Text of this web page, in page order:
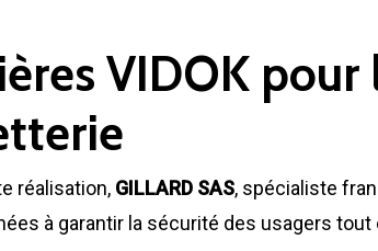
VIDOK
réalisation, GILLARD SAS, spécialiste
à garantir la sécurité des usagers